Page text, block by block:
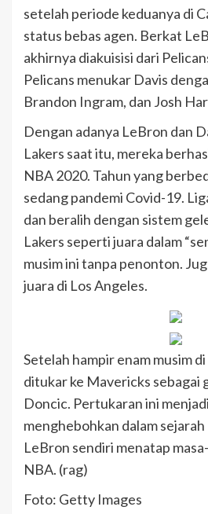
setelah periode keduanya di
status bebas agen. Berkat
akhirnya diakuisisi dari
Pelicans menukar Davis
Brandon Ingram, dan Josh
Dengan adanya LeBron dan
Lakers saat itu, mereka
NBA 2020. Tahun yang
sedang pandemi Covid-19.
dan beralih dengan sistem
Lakers seperti juara dalam
musim ini tanpa penonton.
juara di Los Angeles.
Setelah hampir enam musim
ditukar ke Mavericks sebagai
Doncic. Pertukaran ini
menghebohkan dalam
LeBron sendiri menatap
NBA. (rag)
Foto: Getty Images